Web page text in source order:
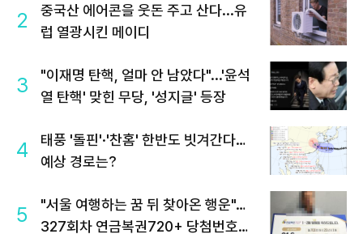
2
중국산 에어콘을 웃돈 주고 산다...유
럽 열광시킨 메이디
3
"이재명 탄핵, 얼마 안 남았다"...'윤석
열 탄핵' 맞힌 무당, '성지글' 등장
4
태풍 '돌핀'·'찬홈' 한반도 빗겨간다…
예상 경로는?
5
"서울 여행하는 꿈 뒤 찾아온 행운"…
327회차 연금복권720+ 당첨번호조